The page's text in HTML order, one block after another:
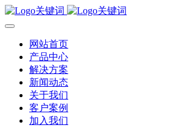
网站首页
产品中心
解决方案
新闻动态
关于我们
客户案例
加入我们